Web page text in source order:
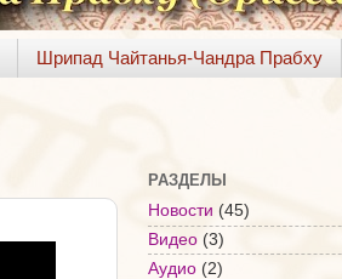
Шрипад Чайтанья-Чандра Прабху
РАЗДЕЛЫ
Новости (45)
Видео (3)
Аудио (2)